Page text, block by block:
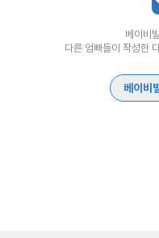
베이비
다른 엄빠들이 작성한
베이비